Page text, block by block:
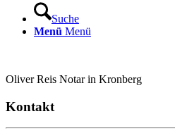
Suche
Menü Menü
Oliver Reis Notar in Kronberg
Kontakt